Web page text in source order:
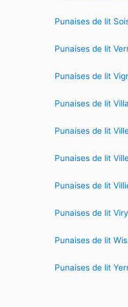
Punaises de lit
Punaises de lit
Punaises de lit
Punaises de lit
Punaises de lit
Punaises de lit
Punaises de lit
Punaises de lit
Punaises de lit
Punaises de lit